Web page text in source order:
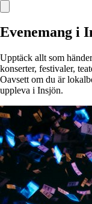
Evenemang i
Upptäck allt som
konserter, festivaler,
Oavsett om du är
uppleva i Insjön.